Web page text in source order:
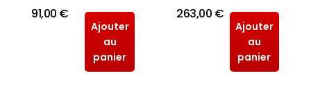
91,00 €
Ajouter
au
panier
263,00 €
Ajouter
au
panier